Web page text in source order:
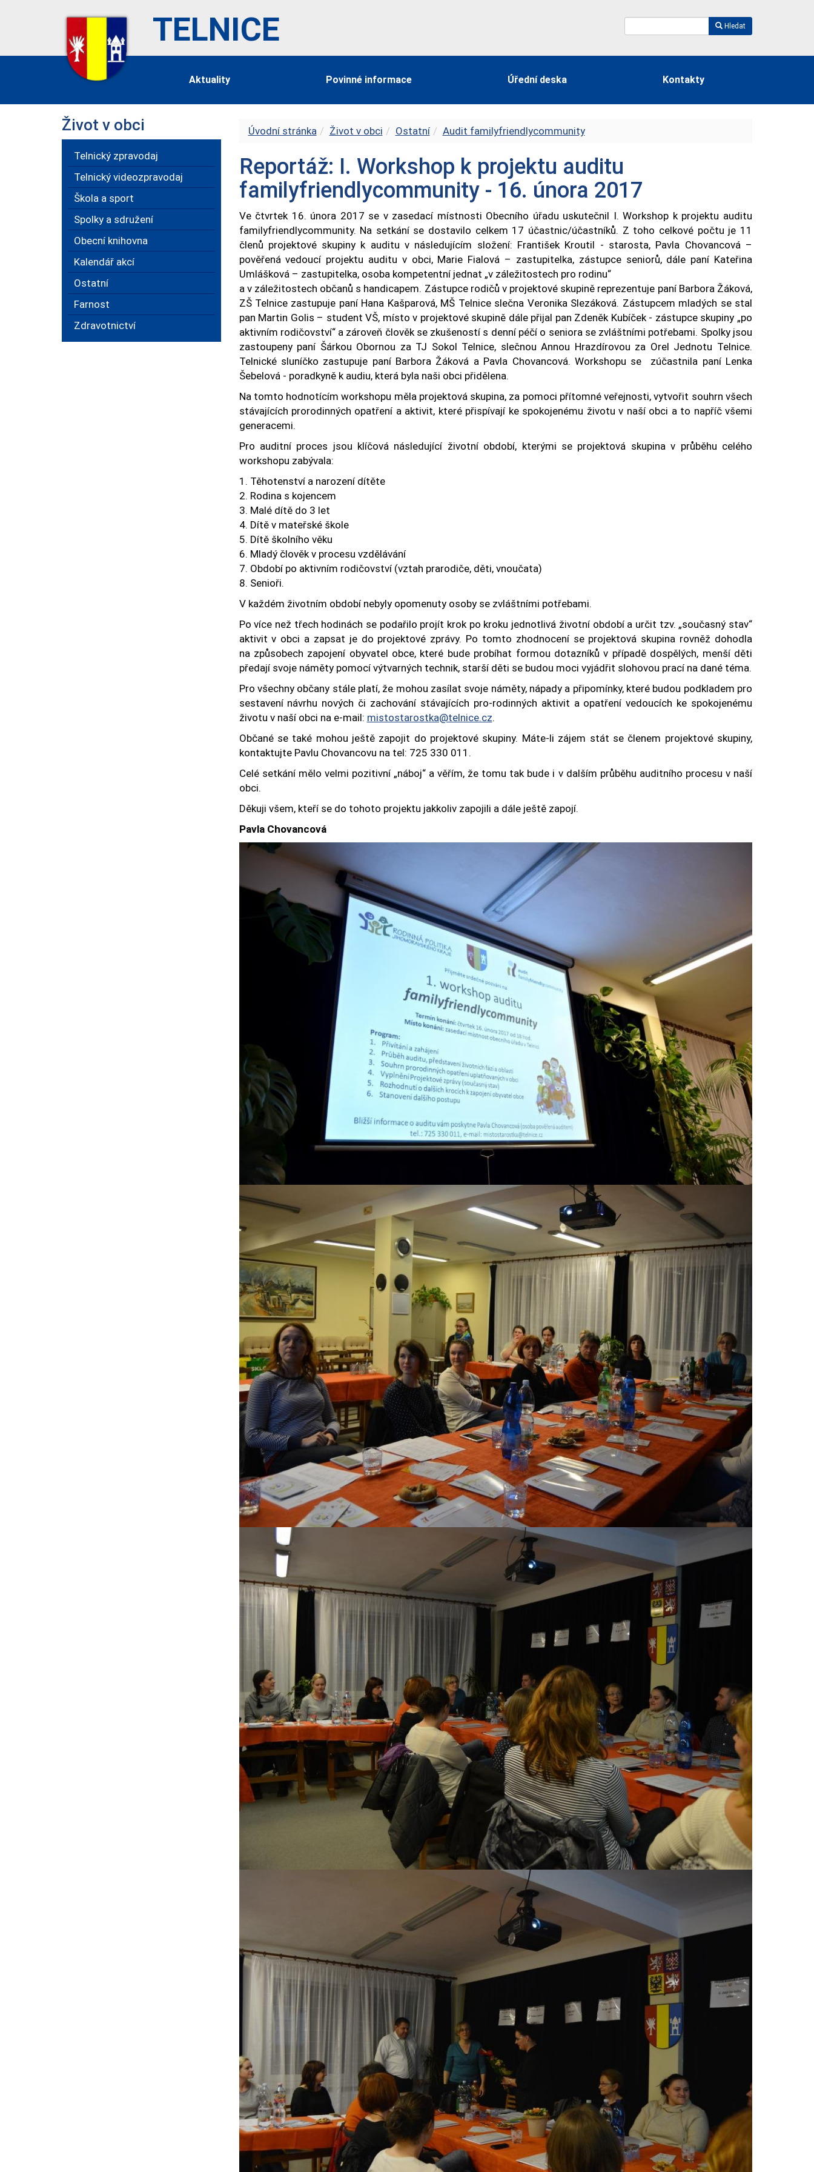
TELNICE Hledat
Aktuality Povinné informace Úřední deska Kontakty
Život v obci
Telnický zpravodaj
Telnický videozpravodaj
Škola a sport
Spolky a sdružení
Obecní knihovna
Kalendář akcí
Ostatní
Farnost
Zdravotnictví
Úvodní stránka Život v obci Ostatní Audit familyfriendlycommunity
Reportáž: I. Workshop k projektu auditu
familyfriendlycommunity - 16. února 2017
Ve čtvrtek 16. února 2017 se v zasedací místnosti Obecního úřadu uskutečnil I. Workshop k projektu auditu
familyfriendlycommunity. Na setkání se dostavilo celkem 17 účastnic/účastníků. Z toho celkové počtu je 11
členů projektové skupiny k auditu v následujícím složení: František Kroutil - starosta, Pavla Chovancová –
pověřená vedoucí projektu auditu v obci, Marie Fialová – zastupitelka, zástupce seniorů, dále paní Kateřina
Umlášková – zastupitelka, osoba kompetentní jednat „v záležitostech pro rodinu“
a v záležitostech občanů s handicapem. Zástupce rodičů v projektové skupině reprezentuje paní Barbora Žáková,
ZŠ Telnice zastupuje paní Hana Kašparová, MŠ Telnice slečna Veronika Slezáková. Zástupcem mladých se stal
pan Martin Golis – student VŠ, místo v projektové skupině dále přijal pan Zdeněk Kubíček - zástupce skupiny „po
aktivním rodičovství“ a zároveň člověk se zkušeností s denní péčí o seniora se zvláštními potřebami. Spolky jsou
zastoupeny paní Šárkou Obornou za TJ Sokol Telnice, slečnou Annou Hrazdírovou za Orel Jednotu Telnice.
Telnické sluníčko zastupuje paní Barbora Žáková a Pavla Chovancová. Workshopu se zúčastnila paní Lenka
Šebelová - poradkyně k audiu, která byla naši obci přidělena.
Na tomto hodnotícím workshopu měla projektová skupina, za pomoci přítomné veřejnosti, vytvořit souhrn všech
stávajících prorodinných opatření a aktivit, které přispívají ke spokojenému životu v naší obci a to napříč všemi
generacemi.
Pro auditní proces jsou klíčová následující životní období, kterými se projektová skupina v průběhu celého
workshopu zabývala:
1. Těhotenství a narození dítěte
2. Rodina s kojencem
3. Malé dítě do 3 let
4. Dítě v mateřské škole
5. Dítě školního věku
6. Mladý člověk v procesu vzdělávání
7. Období po aktivním rodičovství (vztah prarodiče, děti, vnoučata)
8. Senioři.
V každém životním období nebyly opomenuty osoby se zvláštními potřebami.
Po více než třech hodinách se podařilo projít krok po kroku jednotlivá životní období a určit tzv. „současný stav“
aktivit v obci a zapsat je do projektové zprávy. Po tomto zhodnocení se projektová skupina rovněž dohodla
na způsobech zapojení obyvatel obce, které bude probíhat formou dotazníků v případě dospělých, menší děti
předají svoje náměty pomocí výtvarných technik, starší děti se budou moci vyjádřit slohovou prací na dané téma.
Pro všechny občany stále platí, že mohou zasílat svoje náměty, nápady a připomínky, které budou podkladem pro
sestavení návrhu nových či zachování stávajících pro-rodinných aktivit a opatření vedoucích ke spokojenému
životu v naší obci na e-mail: mistostarostka@telnice.cz.
Občané se také mohou ještě zapojit do projektové skupiny. Máte-li zájem stát se členem projektové skupiny,
kontaktujte Pavlu Chovancovu na tel: 725 330 011.
Celé setkání mělo velmi pozitivní „náboj“ a věřím, že tomu tak bude i v dalším průběhu auditního procesu v naší
obci.
Děkuji všem, kteří se do tohoto projektu jakkoliv zapojili a dále ještě zapojí.
Pavla Chovancová